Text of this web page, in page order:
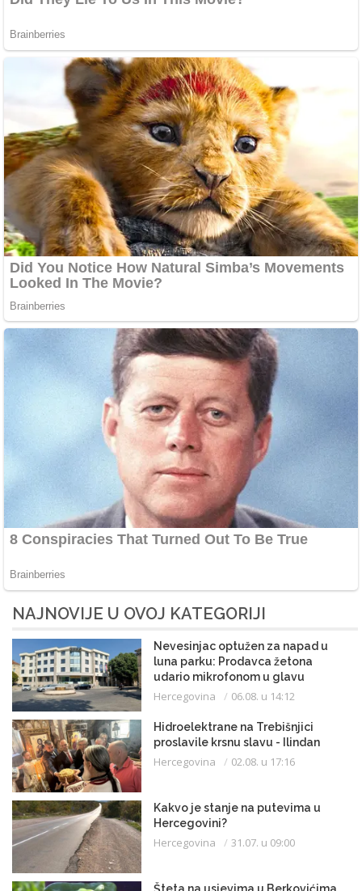
NAJNOVIJE U OVOJ KATEGORIJI
Nevesinjac optužen za napad u
luna parku: Prodavca žetona
udario mikrofonom u glavu
Hercegovina 06.08. u 14:12
Hidroelektrane na Trebišnjici
proslavile krsnu slavu - Ilindan
Hercegovina 02.08. u 17:16
Kakvo je stanje na putevima u
Hercegovini?
Hercegovina 31.07. u 09:00